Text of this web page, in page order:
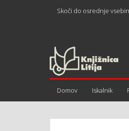
Skoči do osrednje
Domov Iskalnik